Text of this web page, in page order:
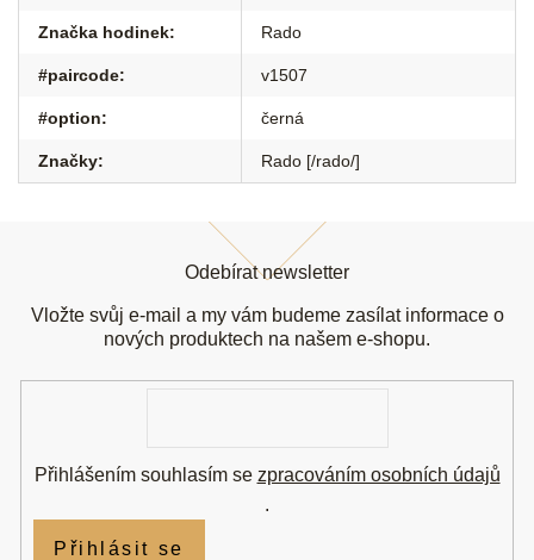
Značka hodinek: Rado
#paircode: v1507
#option: černá
Značky: Rado [/rado/]
Odebírat newsletter
Vložte svůj e-mail a my vám budeme zasílat informace o
nových produktech na našem e-shopu.
Přihlášením souhlasím se zpracováním osobních údajů
.
Přihlásit se